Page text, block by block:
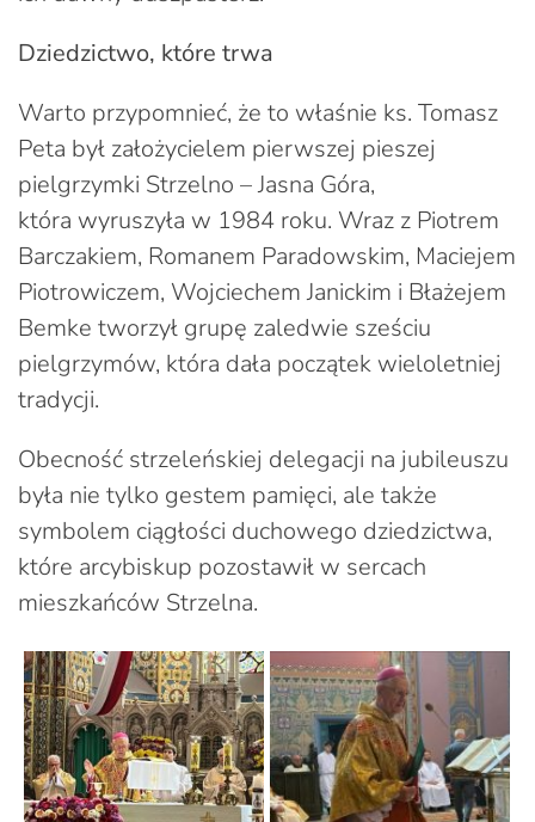
Dziedzictwo, które trwa
Warto przypomnieć, że to właśnie ks. Tomasz
Peta był założycielem pierwszej pieszej
pielgrzymki Strzelno – Jasna Góra,
która wyruszyła w 1984 roku. Wraz z Piotrem
Barczakiem, Romanem Paradowskim, Maciejem
Piotrowiczem, Wojciechem Janickim i Błażejem
Bemke tworzył grupę zaledwie sześciu
pielgrzymów, która dała początek wieloletniej
tradycji.
Obecność strzeleńskiej delegacji na jubileuszu
była nie tylko gestem pamięci, ale także
symbolem ciągłości duchowego dziedzictwa,
które arcybiskup pozostawił w sercach
mieszkańców Strzelna.